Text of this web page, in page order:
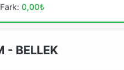
Fark:0,00₺
- BELLEK